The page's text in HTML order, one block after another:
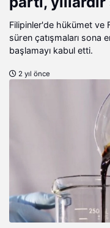
bitirdi
Filipinler'de hükümet ve
süren çatışmaları sona
başlamayı kabul etti.
2 yıl önce